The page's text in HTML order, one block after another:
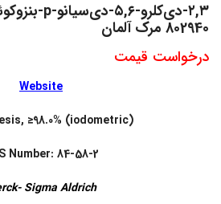
802940 مرک آلمان
درخواست قیمت
Website
≥98.0% (iodometric)
Number: 84-58-2
Sigma Aldrich